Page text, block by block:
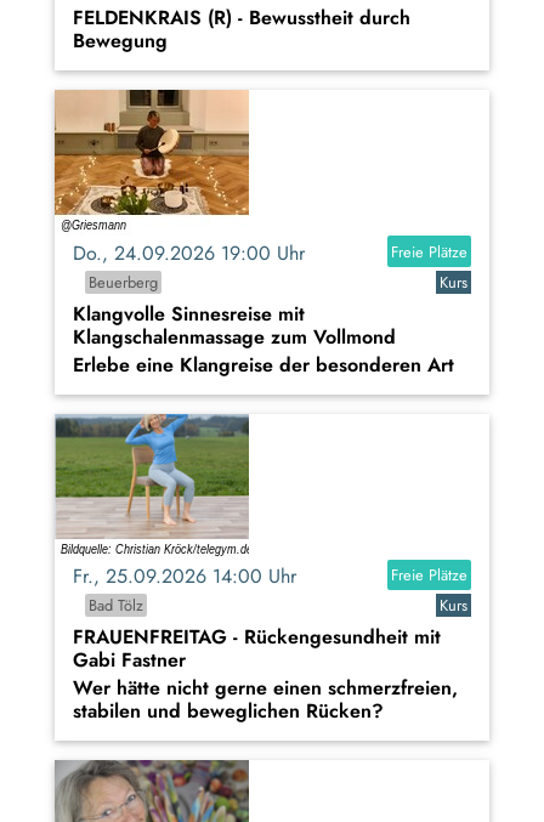
FELDENKRAIS (R) - Bewusstheit durch
Bewegung
Do., 24.09.2026 19:00 Uhr
Freie Plätze
Beuerberg
Kurs
Klangvolle Sinnesreise mit
Klangschalenmassage zum Vollmond
Erlebe eine Klangreise der besonderen Art
Fr., 25.09.2026 14:00 Uhr
Freie Plätze
Bad Tölz
Kurs
FRAUENFREITAG - Rückengesundheit mit
Gabi Fastner
Wer hätte nicht gerne einen schmerzfreien,
stabilen und beweglichen Rücken?